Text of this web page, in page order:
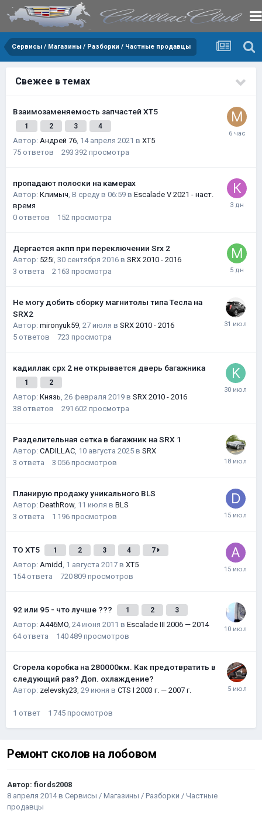
Сервисы / Магазины / Разборки / Частные продавцы
Свежее в темах
Взаимозаменяемость запчастей XT5
1 2 3 4
Автор: Андрей 76, 14 апреля 2021 в XT5
75 ответов 293 392 просмотра
пропадают полоски на камерах
Автор: Климыч, В среду в 06:59 в Escalade V 2021 - наст.
время
0 ответов 152 просмотра
Дергается акпп при переключении Srx 2
Автор: 525i, 30 сентября 2016 в SRX 2010 - 2016
3 ответа 2 163 просмотра
Не могу добить сборку магнитолы типа Тесла на
SRX2
Автор: mironyuk59, 27 июля в SRX 2010 - 2016
5 ответов 723 просмотра
кадиллак срх 2 не открывается дверь багажника
1 2
Автор: Князь, 26 февраля 2019 в SRX 2010 - 2016
38 ответов 291 602 просмотра
Разделительная сетка в багажник на SRX 1
Автор: CADILLAC, 10 августа 2025 в SRX
3 ответа 3 056 просмотров
Планирую продажу уникального BLS
Автор: DeathRow, 11 июля в BLS
3 ответа 1 196 просмотров
ТО XT5 1 2 3 4 7
Автор: Amidd, 1 августа 2017 в XT5
154 ответа 720 809 просмотров
92 или 95 - что лучше ??? 1 2 3
Автор: A446MO, 24 июня 2011 в Escalade III 2006 — 2014
64 ответа 140 489 просмотров
Сгорела коробка на 280000км. Как предотвратить в
следующий раз? Доп. охлаждение?
Автор: zelevsky23, 29 июня в CTS I 2003 г. — 2007 г.
1 ответ 1 745 просмотров
Ремонт сколов на лобовом
Автор: fiords2008
8 апреля 2014в Сервисы / Магазины / Разборки / Частные
продавцы